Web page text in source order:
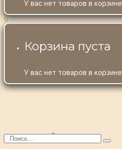
У вас нет товаров в корзине
0
Корзина пуста
У вас нет товаров в корзине